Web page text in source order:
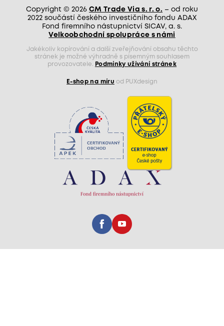
Copyright © 2026 CM Trade Via s. r. o. – od roku
2022 součástí českého investičního fondu ADAX
Fond firemního nástupnictví SICAV, a. s.
Velkoobchodní spolupráce s námi
Jakékoliv kopírování a další zveřejňování obsahu těchto
stránek je možné výhradně s písemným souhlasem
provozovatele.
Podmínky užívání stránek
E-shop na míru od PUXdesign